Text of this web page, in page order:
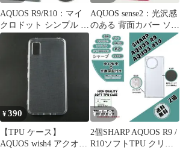
AQUOS R9/R10：マイ
クロドット シンプル 透
明 ソフトケース★クリ
AQUOS sense2：光沢感
のある 背面カバー ソフ
トケース★ピンク 桃
¥390
【TPU ケース】
AQUOS wish4 アクオス
¥778
2個SHARP AQUOS R9 /
R10ソフトTPU クリア